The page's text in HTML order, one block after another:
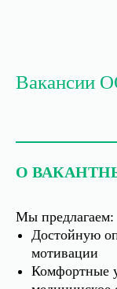
Вакансии
О
Мы предлагаем:
Достойную
мотивации
Комфортные